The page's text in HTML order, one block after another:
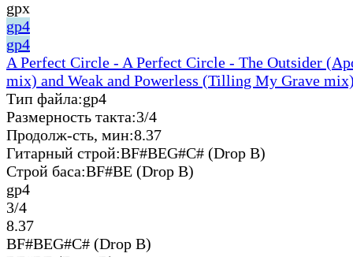
gpx
gp4
gp4
A Perfect Circle - A Perfect Circle - The Outsider
mix) and Weak and Powerless (Tilling My Grave
Тип файла:gp4
Размерность такта:3/4
Продолж-сть, мин:8.37
Гитарный строй:BF#BEG#C# (Drop B)
Строй баса:BF#BE (Drop B)
gp4
3/4
8.37
BF#BEG#C# (Drop B)